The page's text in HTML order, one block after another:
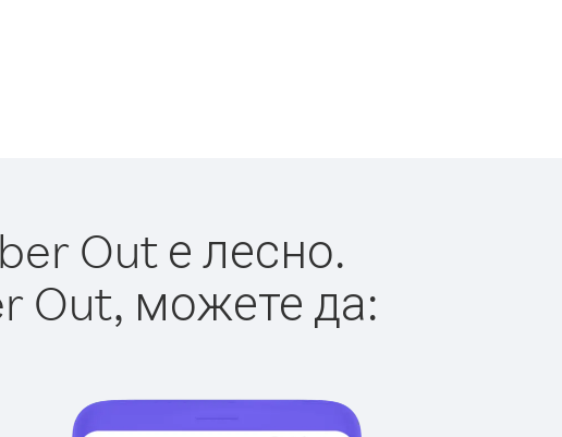
Out е лесно.
Out, можете да: